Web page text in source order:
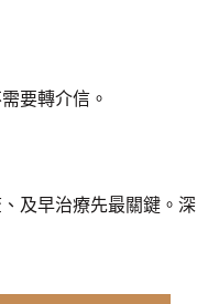
要轉介信。
及早治療先最關鍵。深